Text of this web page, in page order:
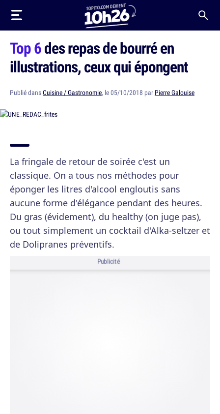
Top 6des repas de bourré en
illustrations, ceux qui épongent
Publié dansCuisine / Gastronomie, le 05/10/2018 par Pierre Galouise
La fringale de retour de soirée c'est un
classique. On a tous nos méthodes pour
éponger les litres d'alcool engloutis sans
aucune forme d'élégance pendant des heures.
Du gras (évidement), du healthy (on juge pas),
ou tout simplement un cocktail d'Alka-seltzer et
de Dolipranes préventifs.
Publicité